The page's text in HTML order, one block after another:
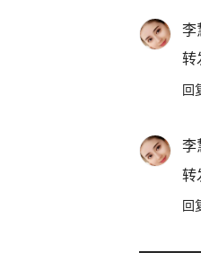
李
转
回
李
转
回